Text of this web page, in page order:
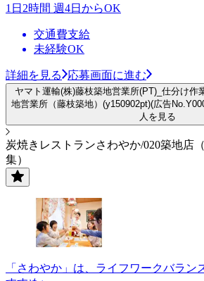
1日2時間 週4日からOK
交通費支給
未経験OK
詳細を見る 応募画面に進む
ヤマト運輸(株)藤枝築地営業所(PT)_仕分け作
地営業所（藤枝築地）(y150902pt)(広告
人を見る
炭焼きレストランさわやか/020築地店
集）
「さわやか」は、ライフワークバラン